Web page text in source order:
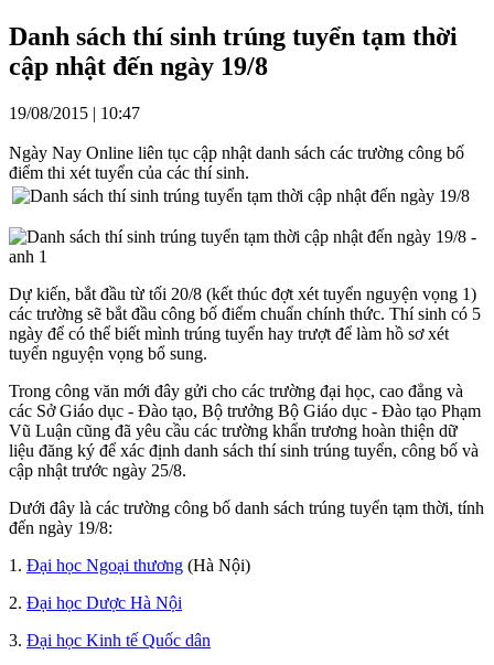
Danh sách thí sinh trúng tuyển tạm thời
cập nhật đến ngày 19/8
19/08/2015 | 10:47
Ngày Nay Online liên tục cập nhật danh sách các trường công bố
điểm thi xét tuyển của các thí sinh.
Dự kiến, bắt đầu từ tối 20/8 (kết thúc đợt xét tuyển nguyện vọng 1)
các trường sẽ bắt đầu công bố điểm chuẩn chính thức. Thí sinh có 5
ngày để có thể biết mình trúng tuyển hay trượt để làm hồ sơ xét
tuyển nguyện vọng bổ sung.
Trong công văn mới đây gửi cho các trường đại học, cao đẳng và
các Sở Giáo dục - Đào tạo, Bộ trưởng Bộ Giáo dục - Đào tạo Phạm
Vũ Luận cũng đã yêu cầu các trường khẩn trương hoàn thiện dữ
liệu đăng ký để xác định danh sách thí sinh trúng tuyển, công bố và
cập nhật trước ngày 25/8.
Dưới đây là các trường công bố danh sách trúng tuyển tạm thời, tính
đến ngày 19/8:
1. Đại học Ngoại thương (Hà Nội)
2. Đại học Dược Hà Nội
3. Đại học Kinh tế Quốc dân